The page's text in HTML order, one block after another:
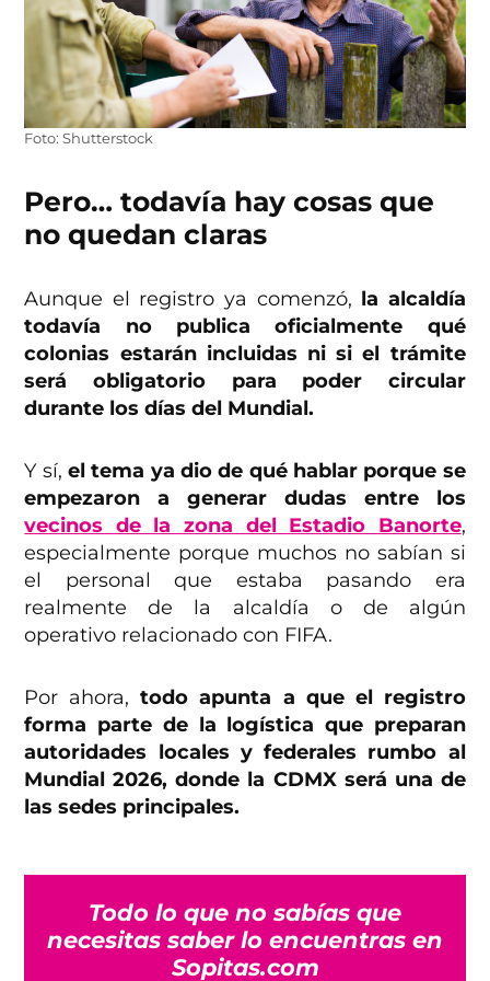
Foto: Shutterstock
Pero… todavía hay cosas que
no quedan claras
Aunque el registro ya comenzó, la alcaldía
todavía no publica oficialmente qué
colonias estarán incluidas ni si el trámite
será obligatorio para poder circular
durante los días del Mundial.
Y sí,el tema ya dio de qué hablar porque se
empezaron a generar dudas entre los
vecinos de la zona del Estadio Banorte,
especialmente porque muchos no sabían si
el personal que estaba pasando era
realmente de la alcaldía o de algún
operativo relacionado con FIFA.
Por ahora,todo apunta a que el registro
forma parte de la logística que preparan
autoridades locales y federales rumbo al
Mundial 2026, donde la CDMX será una de
las sedes principales.
Todo lo que no sabías que
necesitas saber lo encuentras en
Sopitas.com